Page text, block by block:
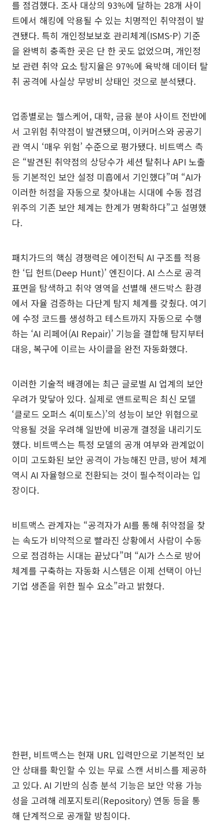
를 점검했다. 조사 대상의 93%에 달하는 28개 사이
트에서 해킹에 악용될 수 있는 치명적인 취약점이 발
견됐다. 특히 개인정보보호 관리체계(ISMS-P) 기준
을 완벽히 충족한 곳은 단 한 곳도 없었으며, 개인정
보 관련 취약 요소 탐지율은 97%에 육박해 데이터 탈
취 공격에 사실상 무방비 상태인 것으로 분석됐다.
업종별로는 헬스케어, 대학, 금융 분야 사이트 전반에
서 고위험 취약점이 발견됐으며, 이커머스와 공공기
관 역시 ‘매우 위험’ 수준으로 평가됐다. 비트맥스 측
은 “발견된 취약점의 상당수가 세션 탈취나 API 노출
등 기본적인 보안 설정 미흡에서 기인했다”며 “AI가
이러한 허점을 자동으로 찾아내는 시대에 수동 점검
위주의 기존 보안 체계는 한계가 명확하다”고 설명했
다.
패치가드의 핵심 경쟁력은 에이전틱 AI 구조를 적용
한 ‘딥 헌트(Deep Hunt)’ 엔진이다. AI 스스로 공격
표면을 탐색하고 취약 영역을 선별해 샌드박스 환경
에서 자율 검증하는 다단계 탐지 체계를 갖췄다. 여기
에 수정 코드를 생성하고 테스트까지 자동으로 수행
하는 ‘AI 리페어(AI Repair)’ 기능을 결합해 탐지부터
대응, 복구에 이르는 사이클을 완전 자동화했다.
이러한 기술적 배경에는 최근 글로벌 AI 업계의 보안
우려가 맞닿아 있다. 실제로 앤트로픽은 최신 모델
‘클로드 오퍼스 4(미토스)’의 성능이 보안 위협으로
악용될 것을 우려해 일반에 비공개 결정을 내리기도
했다. 비트맥스는 특정 모델의 공개 여부와 관계없이
이미 고도화된 보안 공격이 가능해진 만큼, 방어 체계
역시 AI 자율형으로 전환되는 것이 필수적이라는 입
장이다.
비트맥스 관계자는 “공격자가 AI를 통해 취약점을 찾
는 속도가 비약적으로 빨라진 상황에서 사람이 수동
으로 점검하는 시대는 끝났다”며 “AI가 스스로 방어
체계를 구축하는 자동화 시스템은 이제 선택이 아닌
기업 생존을 위한 필수 요소”라고 밝혔다.
한편, 비트맥스는 현재 URL 입력만으로 기본적인 보
안 상태를 확인할 수 있는 무료 스캔 서비스를 제공하
고 있다. AI 기반의 심층 분석 기능은 보안 악용 가능
성을 고려해 레포지토리(Repository) 연동 등을 통
해 단계적으로 공개할 방침이다.